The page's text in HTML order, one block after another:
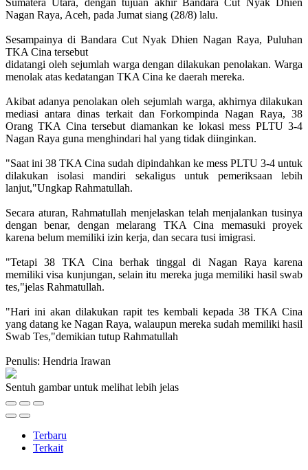
Nagan Raya, Aceh, pada Jumat siang (28/8) lalu.
Sesampainya di Bandara Cut Nyak Dhien Nagan Raya, Puluhan
TKA Cina tersebut
didatangi oleh sejumlah warga dengan dilakukan penolakan. Warga
menolak atas kedatangan TKA Cina ke daerah mereka.
Akibat adanya penolakan oleh sejumlah warga, akhirnya dilakukan
mediasi antara dinas terkait dan Forkompinda Nagan Raya, 38
Orang TKA Cina tersebut diamankan ke lokasi mess PLTU 3-4
Nagan Raya guna menghindari hal yang tidak diinginkan.
"Saat ini 38 TKA Cina sudah dipindahkan ke mess PLTU 3-4 untuk
dilakukan isolasi mandiri sekaligus untuk pemeriksaan lebih
lanjut,"Ungkap Rahmatullah.
Secara aturan, Rahmatullah menjelaskan telah menjalankan tusinya
dengan benar, dengan melarang TKA Cina memasuki proyek
karena belum memiliki izin kerja, dan secara tusi imigrasi.
"Tetapi 38 TKA Cina berhak tinggal di Nagan Raya karena
memiliki visa kunjungan, selain itu mereka juga memiliki hasil swab
tes,"jelas Rahmatullah.
"Hari ini akan dilakukan rapit tes kembali kepada 38 TKA Cina
yang datang ke Nagan Raya, walaupun mereka sudah memiliki hasil
Swab Tes,"demikian tutup Rahmatullah
Penulis: Hendria Irawan
Sentuh gambar untuk melihat lebih jelas
Terbaru
Terkait